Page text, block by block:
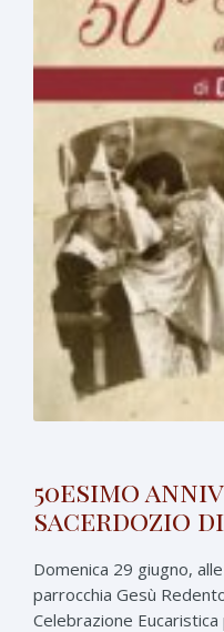
50esimo
sacerdozio
Domenica 29 giugno,
parrocchia Gesù
Celebrazione